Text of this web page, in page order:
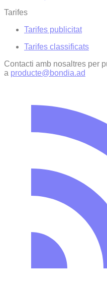
Tarifes
Tarifes publicitat
Tarifes classificats
Contacti amb nosaltres per
a producte@bondia.ad